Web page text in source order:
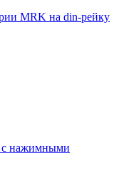
MRK на din-рейку
с нажимными